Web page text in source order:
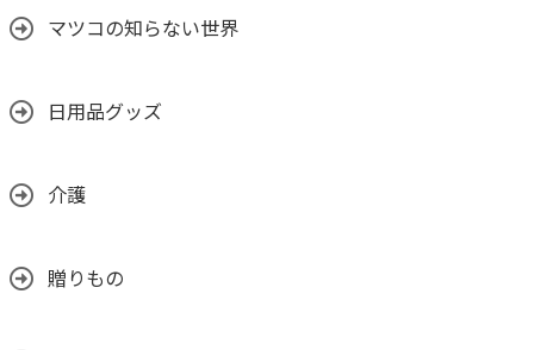
マツコの知らない世界
日用品グッズ
介護
贈りもの